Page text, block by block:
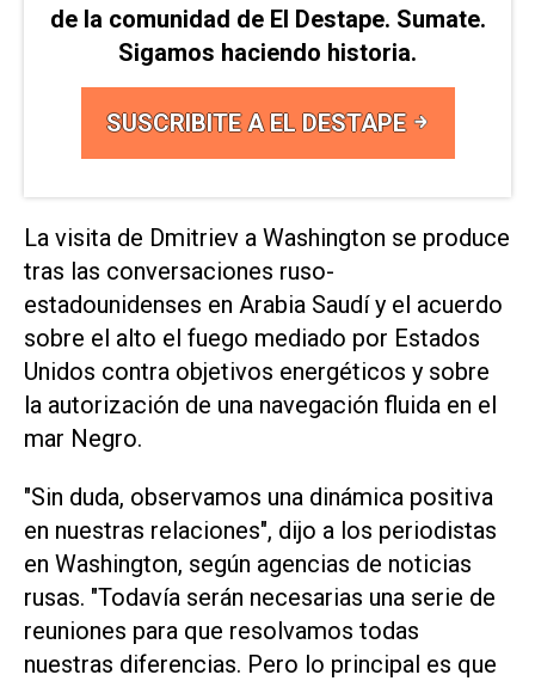
de la comunidad de El Destape. Sumate.
Sigamos haciendo historia.
SUSCRIBITE A EL DESTAPE
La visita de Dmitriev a Washington se produce
tras las conversaciones ruso-
estadounidenses en Arabia Saudí y el acuerdo
sobre el alto el fuego mediado por Estados
Unidos contra objetivos energéticos y sobre
la autorización de una navegación fluida en el
mar Negro.
"Sin duda, observamos una dinámica positiva
en nuestras relaciones", dijo a los periodistas
en Washington, según agencias de noticias
rusas. "Todavía serán necesarias una serie de
reuniones para que resolvamos todas
nuestras diferencias. Pero lo principal es que